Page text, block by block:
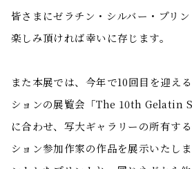
皆さまにゼラチン・シルバー・プリ
楽しみ頂ければ幸いに存じます。
また本展では、今年で10回目を迎え
ションの展覧会「The 10th Gelatin
に合わせ、写大ギャラリーの所有す
ション参加作家の作品を展示いたし